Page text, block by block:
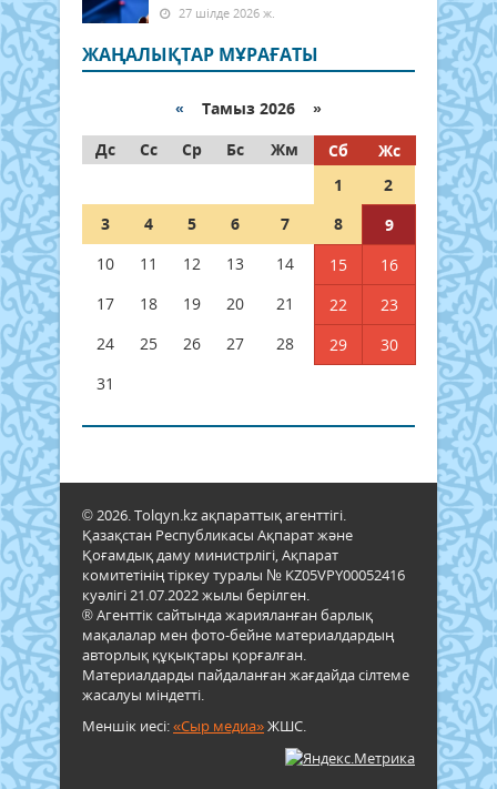
27 шілде 2026 ж.
ЖАҢАЛЫҚТАР МҰРАҒАТЫ
« Тамыз 2026 »
Дс
Сс Ср Бс Жм Сб
Жс
1
2
3
4 5 6 7 8
9
10
11 12 13 14 15
16
17
18 19 20 21 22
23
24
25 26 27 28 29
30
31
© 2026. Tolqyn.kz ақпараттық агенттігі.
Қазақстан Республикасы Ақпарат және
Қоғамдық даму министрлігі, Ақпарат
комитетінің тіркеу туралы № KZ05VPY00052416
куәлігі 21.07.2022 жылы берілген.
® Агенттік сайтында жарияланған барлық
мақалалар мен фото-бейне материалдардың
авторлық құқықтары қорғалған.
Материалдарды пайдаланған жағдайда сілтеме
жасалуы міндетті.
Меншік иесі:«Сыр медиа»ЖШС.